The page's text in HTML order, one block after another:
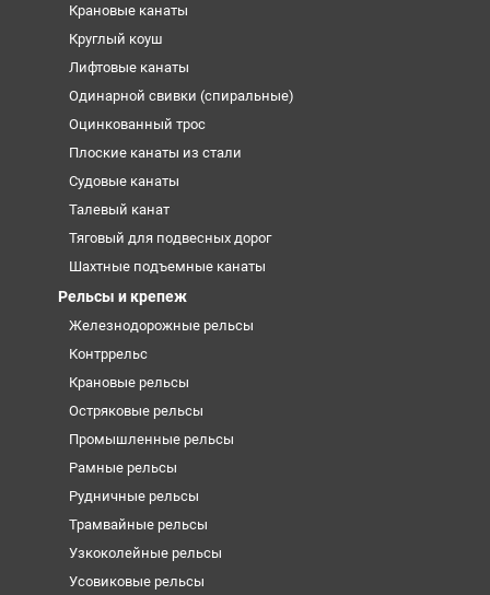
Крановые канаты
Круглый коуш
Лифтовые канаты
Одинарной свивки (спиральные)
Оцинкованный трос
Плоские канаты из стали
Судовые канаты
Талевый канат
Тяговый для подвесных дорог
Шахтные подъемные канаты
Рельсы и крепеж
Железнодорожные рельсы
Контррельс
Крановые рельсы
Остряковые рельсы
Промышленные рельсы
Рамные рельсы
Рудничные рельсы
Трамвайные рельсы
Узкоколейные рельсы
Усовиковые рельсы